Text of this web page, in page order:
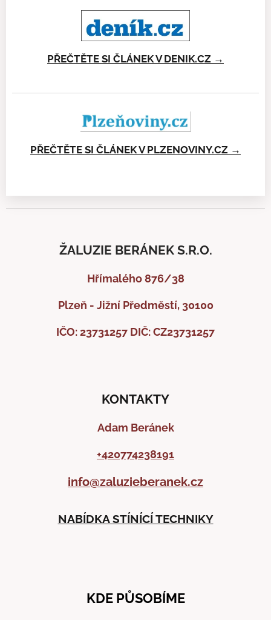
PŘEČTĚTE SI ČLÁNEK V DENIK.CZ →
PŘEČTĚTE SI ČLÁNEK V PLZENOVINY.CZ →
ŽALUZIE BERÁNEK S.R.O.
Hřímalého 876/38
Plzeň - Jižní Předměstí, 30100
IČO: 23731257 DIČ: CZ23731257
KONTAKTY
Adam Beránek
+420774238191
info@zaluzieberanek.cz
NABÍDKA STÍNÍCÍ TECHNIKY
KDE PŮSOBÍME